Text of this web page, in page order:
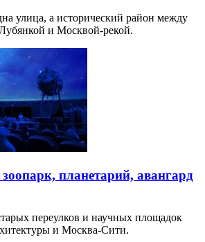
улица, а исторический район между
и Москвой-рекой.
планетарий, авангард
переулков и научных площадок
и Москва-Сити.